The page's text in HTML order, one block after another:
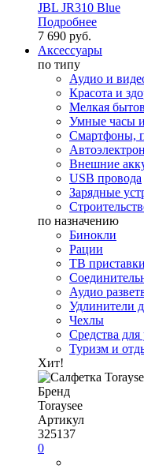
JBL JR310 Blue
Подробнее
7 690 руб.
Аксессуары
по типу
Аудио и
Красота и
Мелкая
Умные часы
Смартфоны,
Внешние
USB провода
Зарядные
по назначению
Бинокли
Рации
ТВ
Аудио
Удлинители
Чехлы
Средства для
Туризм и
Хит!
Бренд
Toraysee
Артикул
325137
0